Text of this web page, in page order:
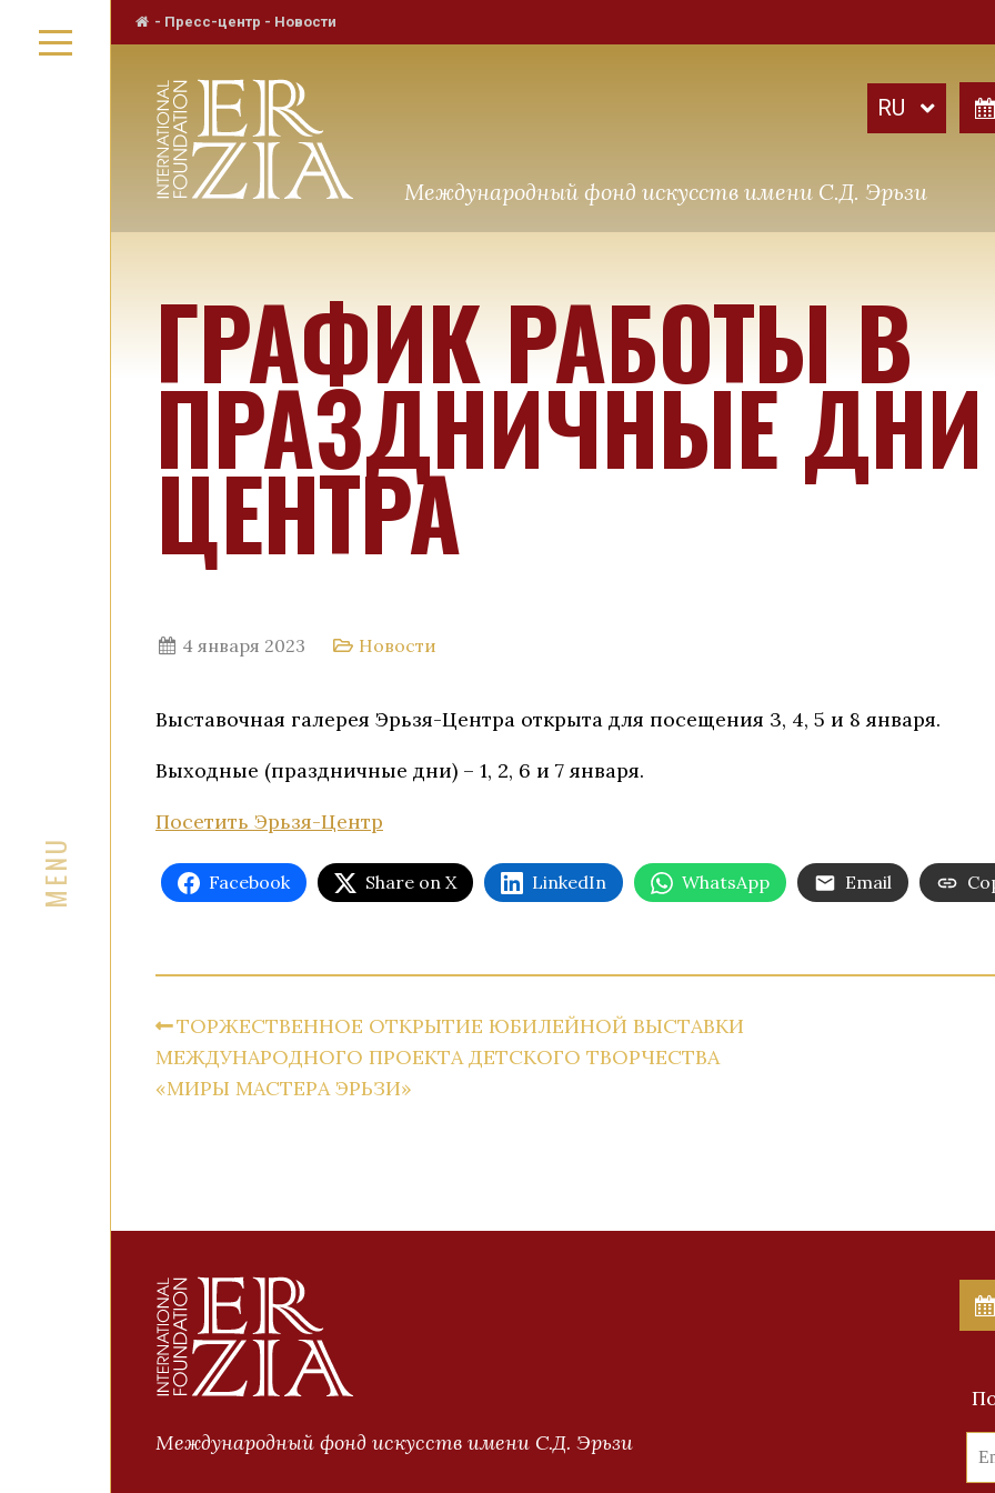
- Пресс-центр - Новости
Международный фонд искусств имени С.Д. Эрьзи
ГРАФИК РАБОТЫ В
ПРАЗДНИЧНЫЕ
ЦЕНТРА
4 января 2023 Новости
Выставочная галерея Эрьзя-Центра открыта для посещения 3, 4, 5 и 8 января.
Выходные (праздничные дни) – 1, 2, 6 и 7 января.
Посетить Эрьзя-Центр
Facebook Share on X LinkedIn WhatsApp Email
ТОРЖЕСТВЕННОЕ ОТКРЫТИЕ ЮБИЛЕЙНОЙ ВЫСТАВКИ
МЕЖДУНАРОДНОГО ПРОЕКТА ДЕТСКОГО ТВОРЧЕСТВА
«МИРЫ МАСТЕРА ЭРЬЗИ»
Международный фонд искусств имени С.Д. Эрьзи